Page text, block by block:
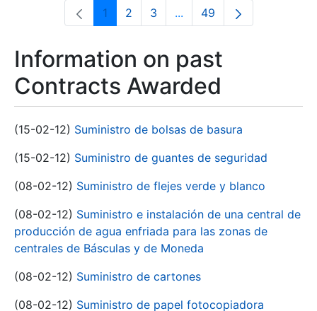
Page
1 Page
2 Page
3 ...Intermediate Pages Use
Page
49
Information on past
Contracts Awarded
(15-02-12) Suministro de bolsas de basura
(15-02-12) Suministro de guantes de seguridad
(08-02-12) Suministro de flejes verde y blanco
(08-02-12) Suministro e instalación de una central de
producción de agua enfriada para las zonas de
centrales de Básculas y de Moneda
(08-02-12) Suministro de cartones
(08-02-12) Suministro de papel fotocopiadora